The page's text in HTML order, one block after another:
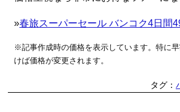
»春旅スーパーセール バンコク4日間
※記事作成時の価格を表示しています。特に
けば価格が変更されます。
タグ：